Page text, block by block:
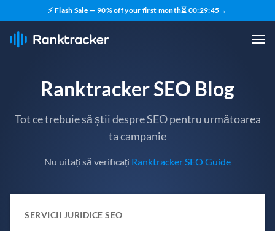
⚡ Flash Sale — 90% off your first month⏳ 00:29:44→
Ranktracker SEO Blog
Tot ce trebuie să știi despre SEO pentru următoarea
ta campanie
Nu uitați să verificați Ranktracker SEO Guide
SERVICII JURIDICE SEO